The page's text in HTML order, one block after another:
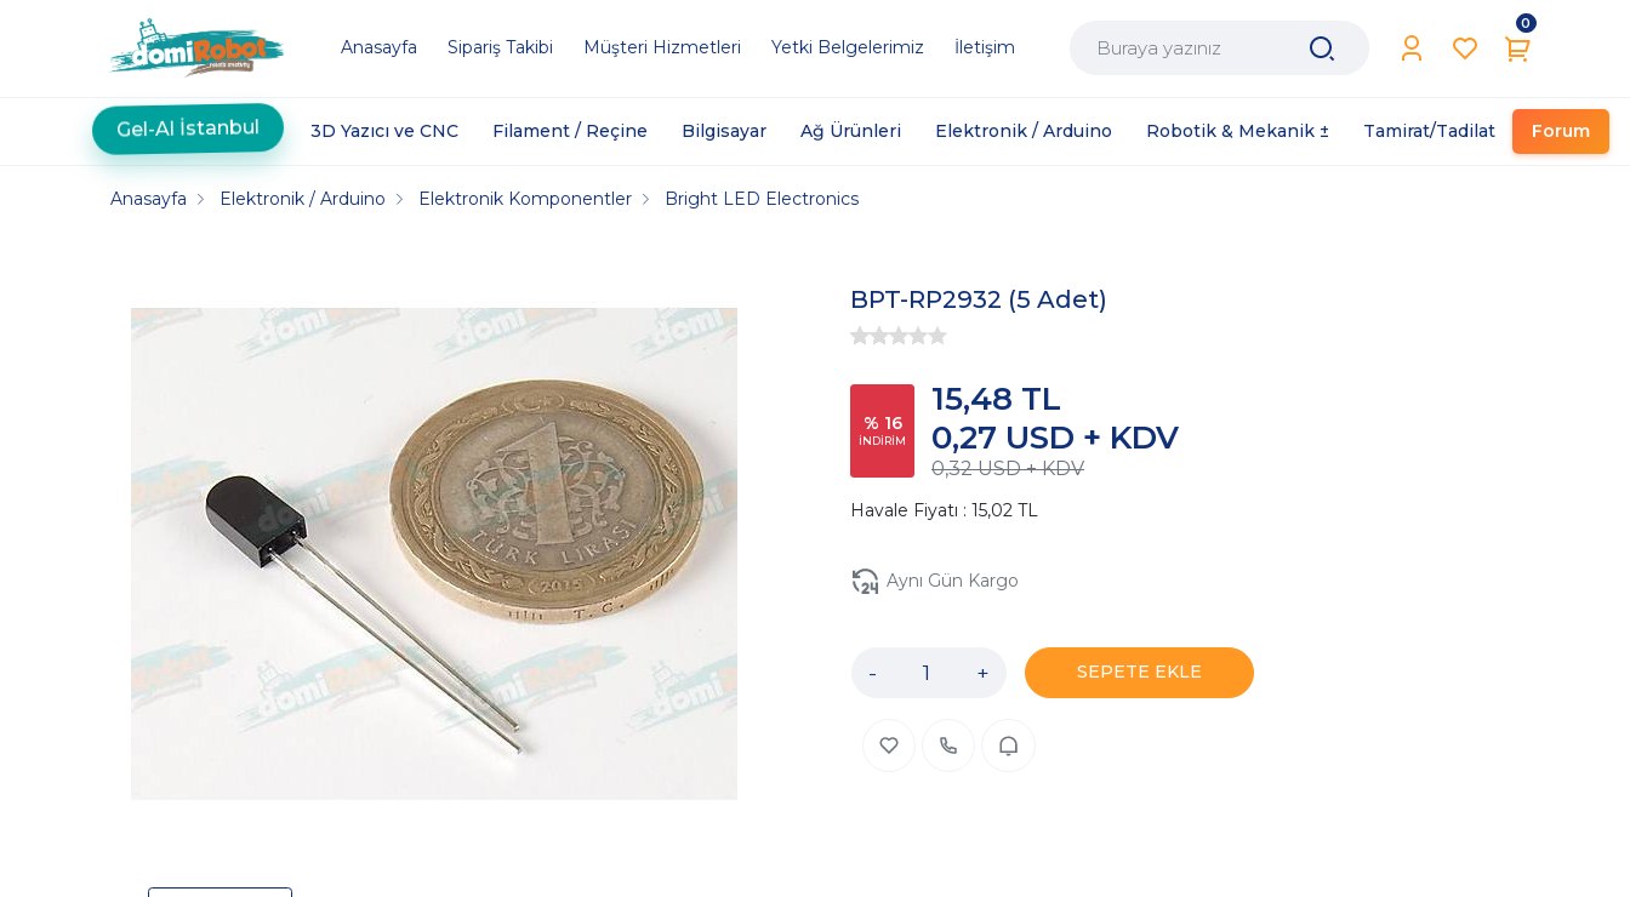
Anasayfa Sipariş Takibi Müşteri Hizmetleri Yetki Belgelerimiz İletişim
0
Gel-Al İstanbul 3D Yazıcı ve CNC Filament / Reçine Bilgisayar Ağ Ürünleri Elektronik / Arduino Robotik & Mekanik ± Tamirat/Tadilat Forum
Anasayfa Elektronik / Arduino Elektronik Komponentler Bright LED Electronics
BPT-RP2932 (5 Adet)
% 16
İNDİRİM
0,32 USD + KDV
0,27 USD + KDV
15,48 TL
Havale Fiyatı : 15,02 TL
Aynı Gün Kargo
- + SEPETE EKLE